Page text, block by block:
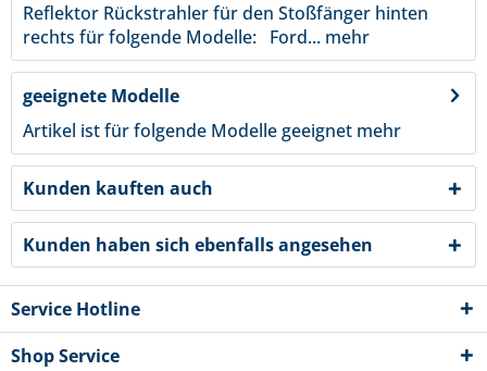
Reflektor Rückstrahler für den Stoßfänger hinten
rechts für folgende Modelle: Ford... mehr
geeignete Modelle
Artikel ist für folgende Modelle geeignet mehr
Kunden kauften auch
Kunden haben sich ebenfalls angesehen
Service Hotline
Shop Service